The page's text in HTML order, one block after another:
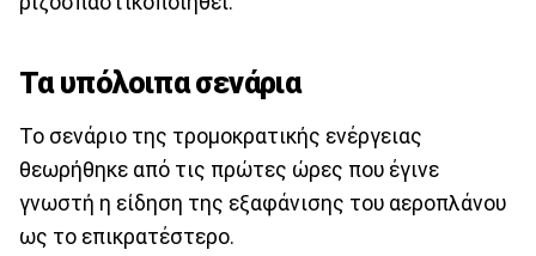
Τα υπόλοιπα σενάρια
Το σενάριο της τρομοκρατικής ενέργειας
θεωρήθηκε από τις πρώτες ώρες που έγινε
γνωστή η είδηση της εξαφάνισης του αεροπλάνου
ως το επικρατέστερο.